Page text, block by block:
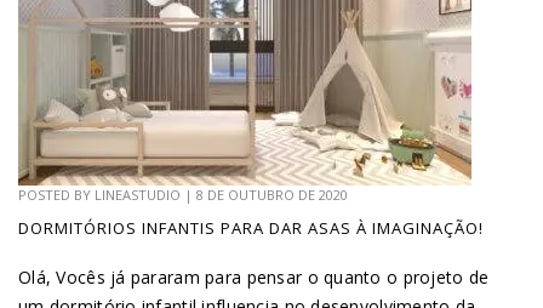
POSTED BY LINEASTUDIO | 8 DE OUTUBRO DE 2020
DORMITÓRIOS INFANTIS PARA DAR ASAS À IMAGINAÇÃO!
Olá, Vocês já pararam para pensar o quanto o projeto de